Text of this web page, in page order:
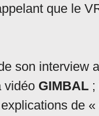
que le
son interview
vidéo GIMBAL
de